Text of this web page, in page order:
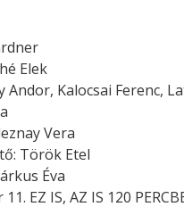
Elek
Andor, Kalocsai Ferenc,
Vera
Török Etel
Éva
EZ IS, AZ IS 120